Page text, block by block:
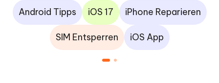
Android Tipps iOS 17 iPhone Reparieren
SIM Entsperren iOS App